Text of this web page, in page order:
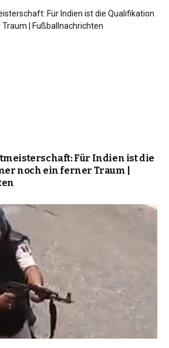
Für Indien ist die
noch ein ferner Traum |